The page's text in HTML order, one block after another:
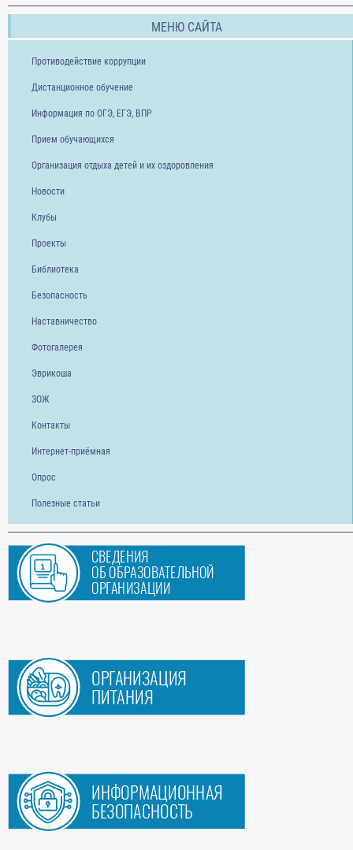
МЕНЮ САЙТА
Противодействие коррупции
Дистанционное обучение
Информация по ОГЭ, ЕГЭ, ВПР
Прием обучающихся
Организация отдыха детей и их оздоровления
Новости
Клубы
Проекты
Библиотека
Безопасность
Наставничество
Фотогалерея
Эврикоша
ЗОЖ
Контакты
Интернет-приёмная
Опрос
Полезные статьи